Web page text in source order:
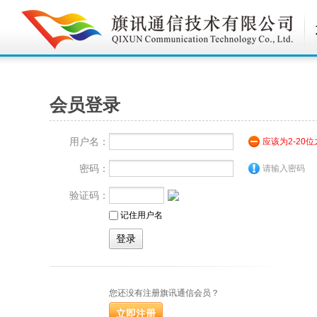
会员登录
用户名： 应该为2-20位
密码： 请输入密码
验证码：
记住用户名
您还没有注册旗讯通信会员？